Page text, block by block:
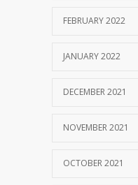
FEBRUARY 2022
JANUARY 2022
DECEMBER 2021
NOVEMBER 2021
OCTOBER 2021